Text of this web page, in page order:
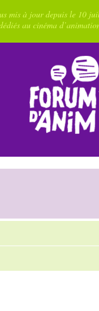
mis à jour depuis le 10
au cinéma